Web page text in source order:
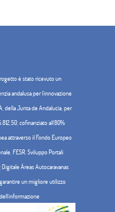
è stato ricevuto un
andalusa per l'innovazione
della Junta de Andalucía, per
cofinanziato all'80%
attraverso il Fondo Europeo
FESR. Sviluppo Portali
Áreas Autocaravanas
un migliore utilizzo